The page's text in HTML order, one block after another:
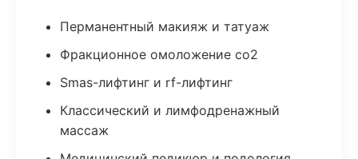
Перманентный макияж и татуаж
Фракционное омоложение co2
Smas-лифтинг и rf-лифтинг
Классический и лимфодренажный
массаж